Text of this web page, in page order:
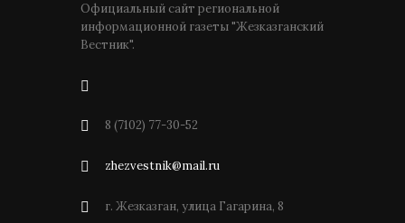
Официальный сайт региональной
информационной газеты "Жезказганский
Вестник".
8 (7102) 77-30-52
zhezvestnik@mail.ru
г. Жезказган, улица Гагарина, 8